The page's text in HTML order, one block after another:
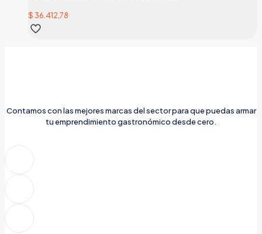
$36.412,78
Contamos con las mejores marcas del sector para que puedas armar
tu emprendimiento gastronómico desde cero.